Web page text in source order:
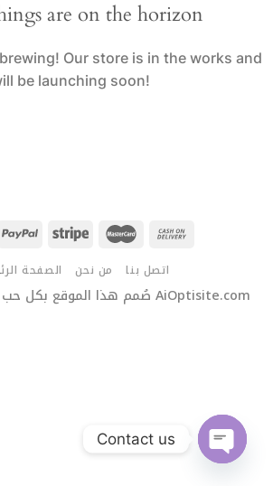
are on the horizon
Our store is in the works and
be launching soon!
الصفحة من نحن اتصل بنا
© صُمم هذا الموقع بكل حب وإبداع من فريق AiOptisite.com
Contact us